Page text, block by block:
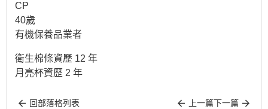
CP
40歲
有機保養品業者
衛生棉條資歷 12 年
月亮杯資歷 2 年
回部落格列表 上一篇下一篇